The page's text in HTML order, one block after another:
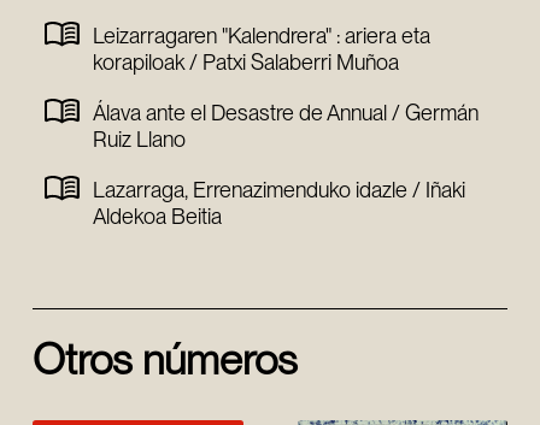
Leizarragaren "Kalendrera" : ariera eta
korapiloak / Patxi Salaberri Muñoa
Álava ante el Desastre de Annual / Germán
Ruiz Llano
Lazarraga, Errenazimenduko idazle / Iñaki
Aldekoa Beitia
Otros números